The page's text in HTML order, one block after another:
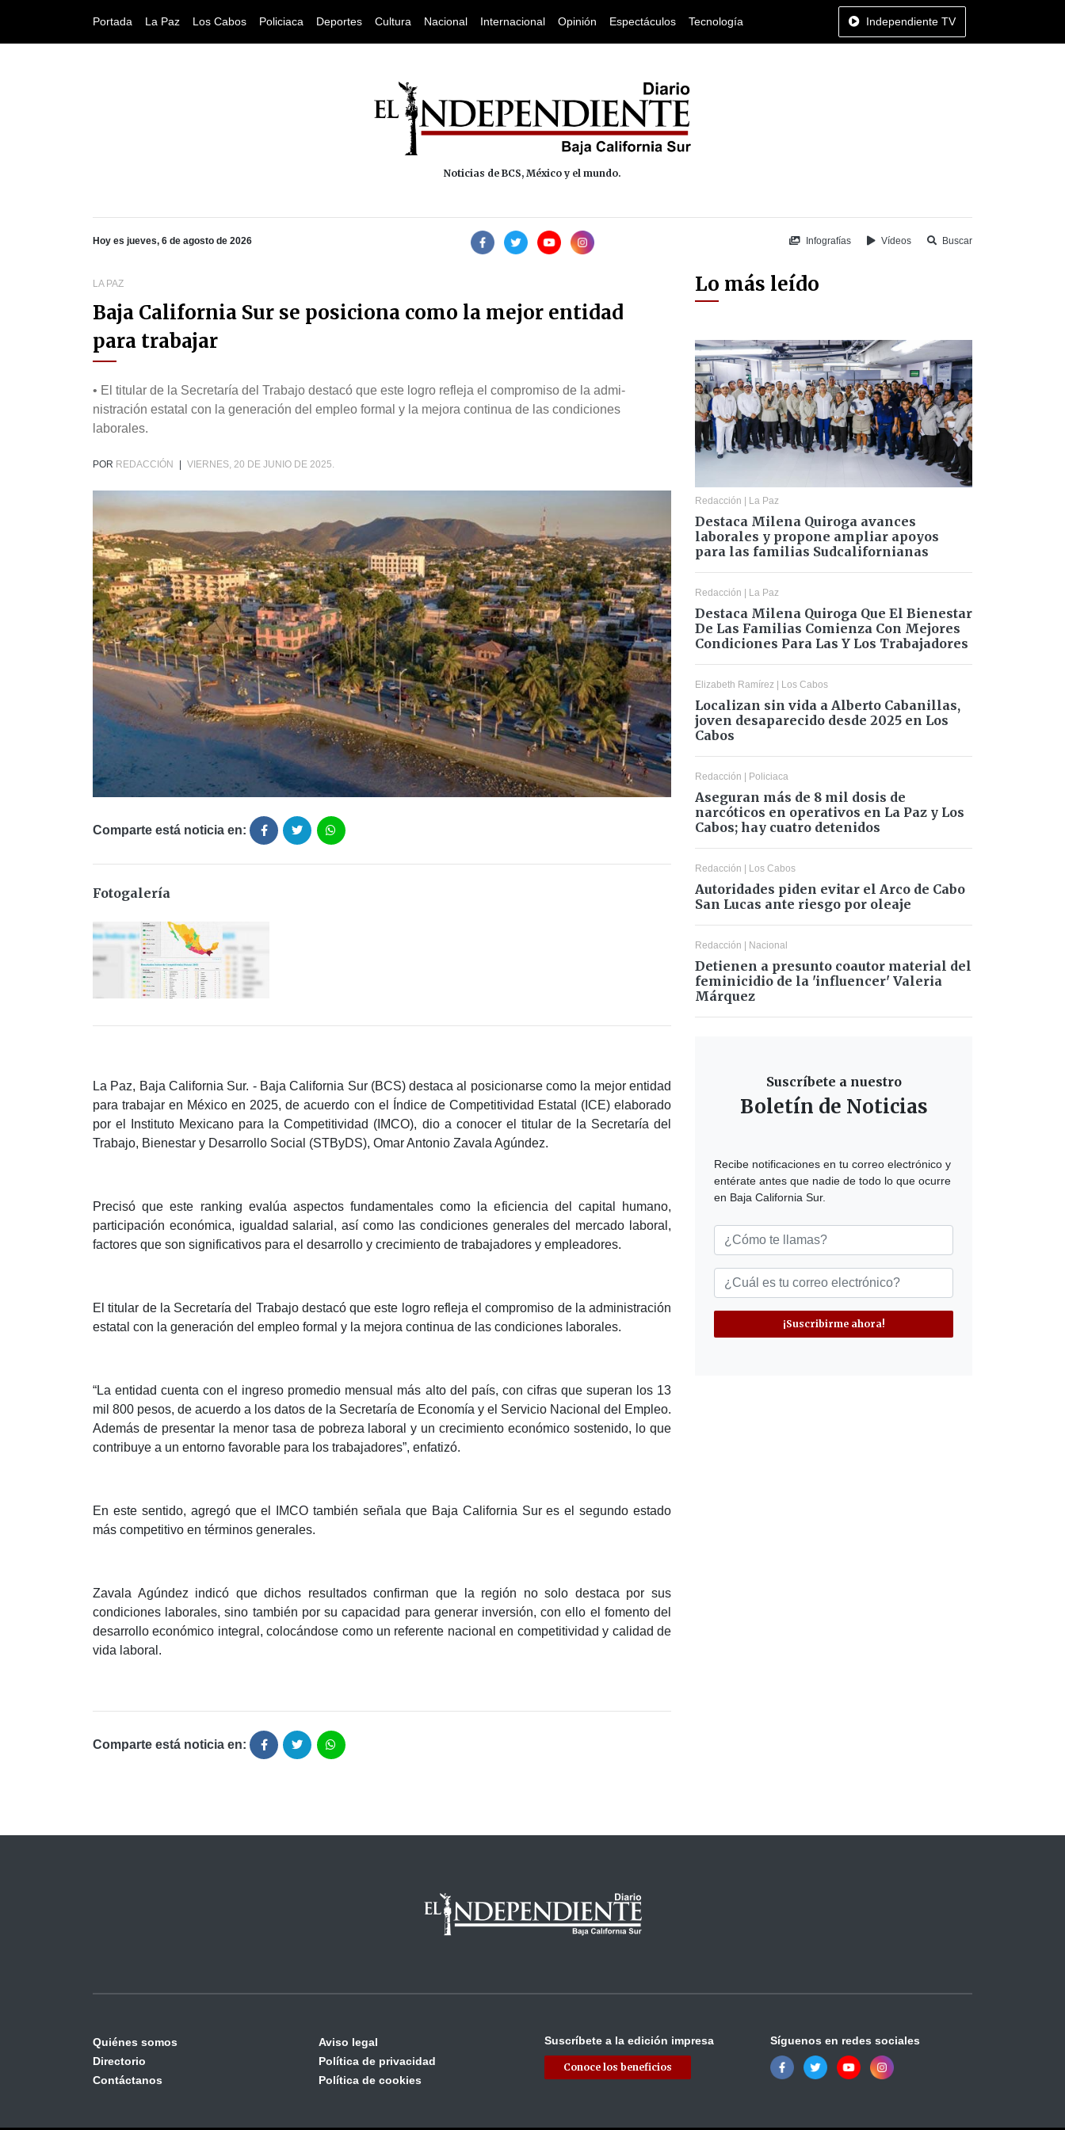
Portada La Paz Los Cabos Policiaca Deportes Cultura Nacional Internacional Opinión Espectáculos Tecnología Independiente TV
Noticias de BCS, México y el mundo.
Hoy es jueves, 6 de agosto de 2026 Infografías Vídeos Buscar
LA PAZ
Baja California Sur se posiciona como la mejor entidad
para trabajar
• El titular de la Secretaría del Trabajo destacó que este logro refleja el compromiso de la admi-
nistración estatal con la generación del empleo formal y la mejora continua de las condiciones
laborales.
POR REDACCIÓN VIERNES, 20 DE JUNIO DE 2025.
Comparte está noticia en:
Fotogalería
La Paz, Baja California Sur. - Baja California Sur (BCS) destaca al posicionarse como la mejor entidad
para trabajar en México en 2025, de acuerdo con el Índice de Competitividad Estatal (ICE) elaborado
por el Instituto Mexicano para la Competitividad (IMCO), dio a conocer el titular de la Secretaría del
Trabajo, Bienestar y Desarrollo Social (STByDS), Omar Antonio Zavala Agúndez.
Precisó que este ranking evalúa aspectos fundamentales como la eficiencia del capital humano,
participación económica, igualdad salarial, así como las condiciones generales del mercado laboral,
factores que son significativos para el desarrollo y crecimiento de trabajadores y empleadores.
El titular de la Secretaría del Trabajo destacó que este logro refleja el compromiso de la administración
estatal con la generación del empleo formal y la mejora continua de las condiciones laborales.
“La entidad cuenta con el ingreso promedio mensual más alto del país, con cifras que superan los 13
mil 800 pesos, de acuerdo a los datos de la Secretaría de Economía y el Servicio Nacional del Empleo.
Además de presentar la menor tasa de pobreza laboral y un crecimiento económico sostenido, lo que
contribuye a un entorno favorable para los trabajadores”, enfatizó.
En este sentido, agregó que el IMCO también señala que Baja California Sur es el segundo estado
más competitivo en términos generales.
Zavala Agúndez indicó que dichos resultados confirman que la región no solo destaca por sus
condiciones laborales, sino también por su capacidad para generar inversión, con ello el fomento del
desarrollo económico integral, colocándose como un referente nacional en competitividad y calidad de
vida laboral.
Comparte está noticia en:
Lo más leído
Redacción | La Paz
Destaca Milena Quiroga avances
laborales y propone ampliar apoyos
para las familias Sudcalifornianas
Redacción | La Paz
Destaca Milena Quiroga Que El Bienestar
De Las Familias Comienza Con Mejores
Condiciones Para Las Y Los Trabajadores
Elizabeth Ramírez | Los Cabos
Localizan sin vida a Alberto Cabanillas,
joven desaparecido desde 2025 en Los
Cabos
Redacción | Policiaca
Aseguran más de 8 mil dosis de
narcóticos en operativos en La Paz y Los
Cabos; hay cuatro detenidos
Redacción | Los Cabos
Autoridades piden evitar el Arco de Cabo
San Lucas ante riesgo por oleaje
Redacción | Nacional
Detienen a presunto coautor material del
feminicidio de la 'influencer' Valeria
Márquez
Suscríbete a nuestro
Boletín de Noticias
Recibe notificaciones en tu correo electrónico y
entérate antes que nadie de todo lo que ocurre
en Baja California Sur.
¡Suscribirme ahora!
Quiénes somos
Directorio
Contáctanos
Aviso legal
Política de privacidad
Política de cookies
Suscríbete a la edición impresa
Conoce los beneficios
Síguenos en redes sociales